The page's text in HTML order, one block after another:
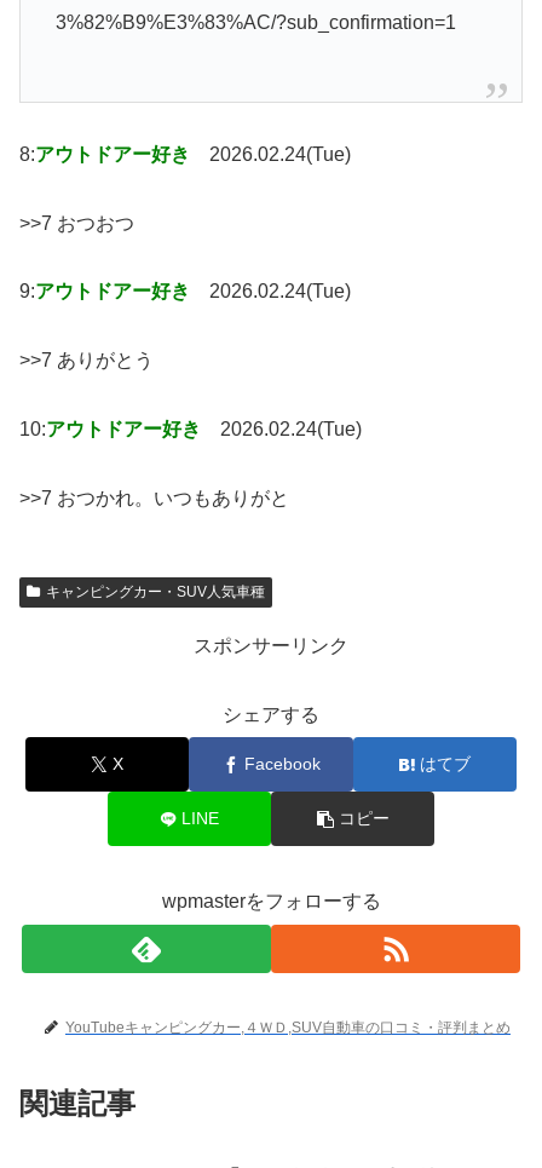
3%82%B9%E3%83%AC/?sub_confirmation=1
8:アウトドアー好き 2026.02.24(Tue)
>>7 おつおつ
9:アウトドアー好き 2026.02.24(Tue)
>>7 ありがとう
10:アウトドアー好き 2026.02.24(Tue)
>>7 おつかれ。いつもありがと
キャンピングカー・SUV人気車種
スポンサーリンク
シェアする
X Facebook はてブ
LINE コピー
wpmasterをフォローする
YouTubeキャンピングカー,４ＷＤ,SUV自動車の口コミ・評判まとめ
関連記事